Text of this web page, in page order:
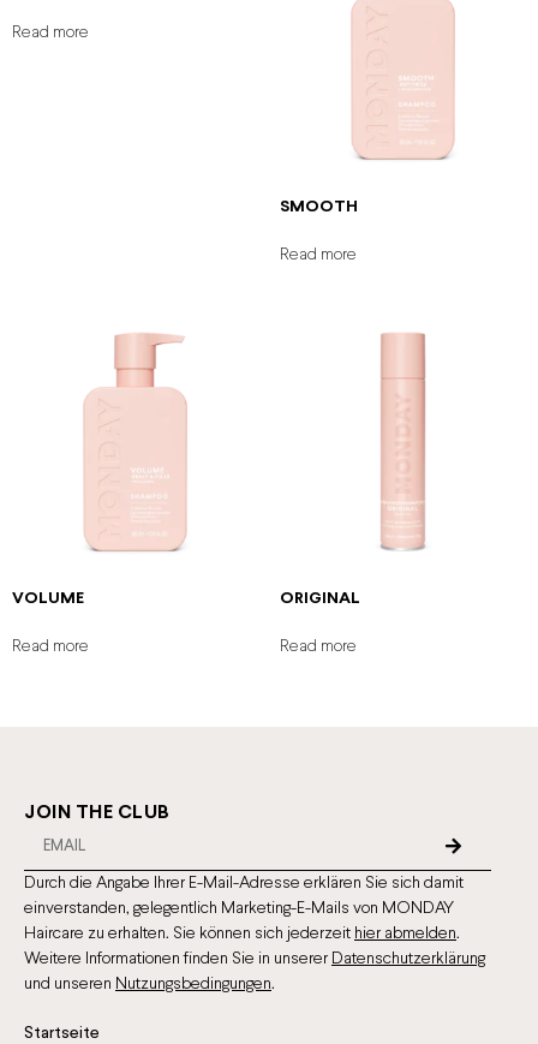
Read more
SMOOTH
Read more
VOLUME
Read more
ORIGINAL
Read more
JOIN THE CLUB
Durch die Angabe Ihrer E-Mail-Adresse erklären Sie sich damit
einverstanden, gelegentlich Marketing-E-Mails von MONDAY
Haircare zu erhalten. Sie können sich jederzeit hier abmelden.
Weitere Informationen finden Sie in unserer Datenschutzerklärung
und unseren Nutzungsbedingungen.
Startseite